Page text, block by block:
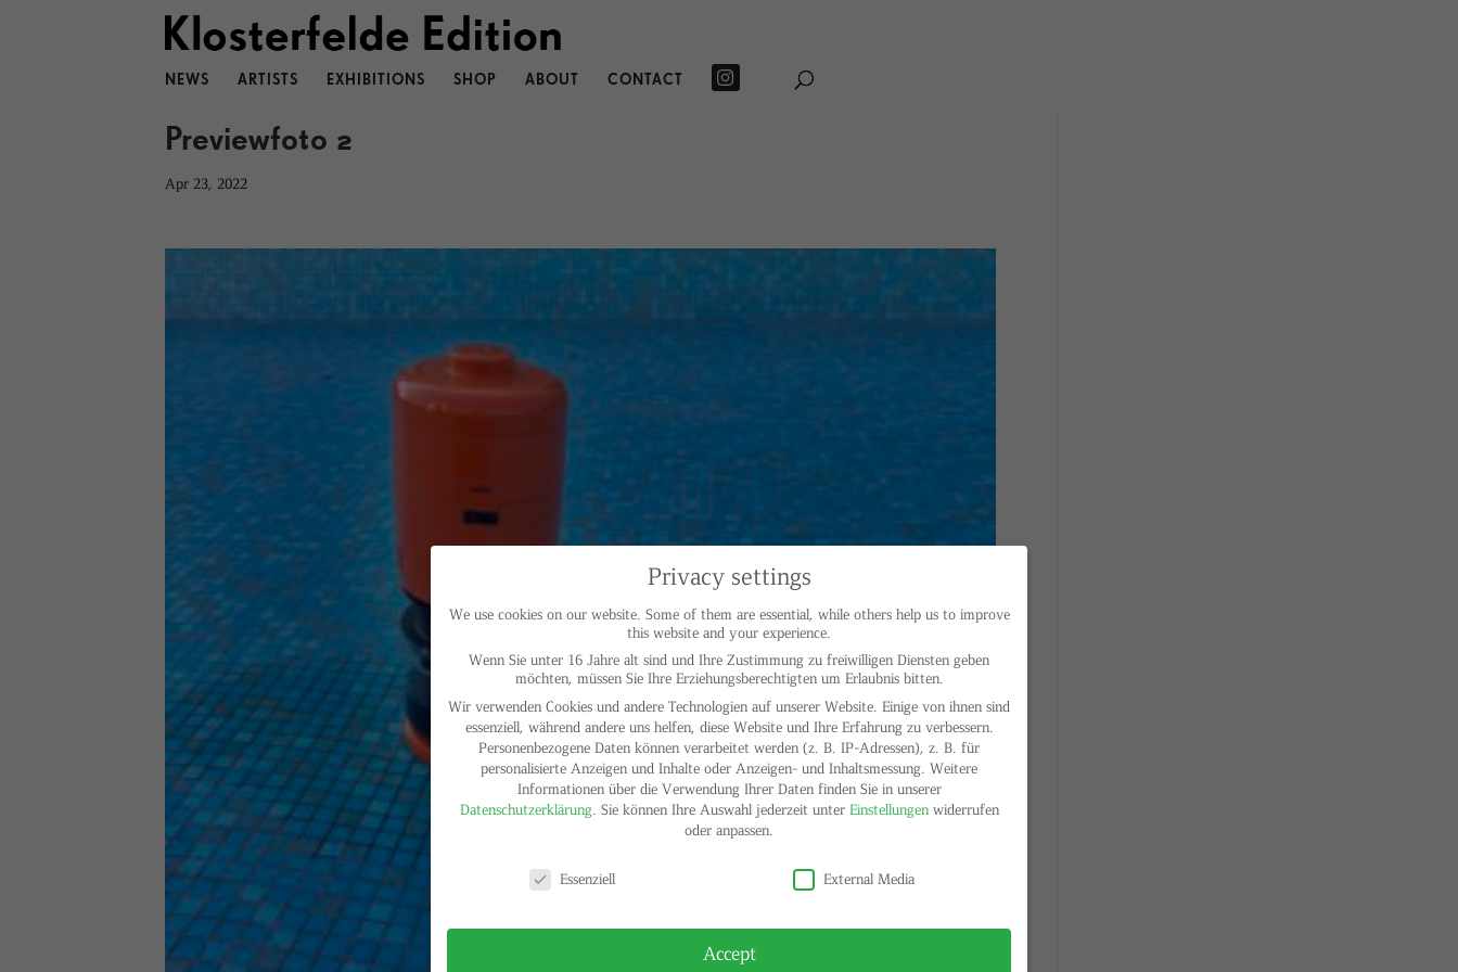
NEWS ARTISTS EXHIBITIONS SHOP ABOUT CONTACT
Previewfoto 2
Apr 23, 2022
Privacy settings
We use cookies on our website. Some of them are essential, while others help us to improve
this website and your experience.
Wenn Sie unter 16 Jahre alt sind und Ihre Zustimmung zu freiwilligen Diensten geben
möchten, müssen Sie Ihre Erziehungsberechtigten um Erlaubnis bitten.
Wir verwenden Cookies und andere Technologien auf unserer Website. Einige von ihnen sind
essenziell, während andere uns helfen, diese Website und Ihre Erfahrung zu verbessern.
Personenbezogene Daten können verarbeitet werden (z. B. IP-Adressen), z. B. für
personalisierte Anzeigen und Inhalte oder Anzeigen- und Inhaltsmessung. Weitere
Informationen über die Verwendung Ihrer Daten finden Sie in unserer
Datenschutzerklärung. Sie können Ihre Auswahl jederzeit unter Einstellungenwiderrufen
oder anpassen.
Essenziell
External Media
Accept